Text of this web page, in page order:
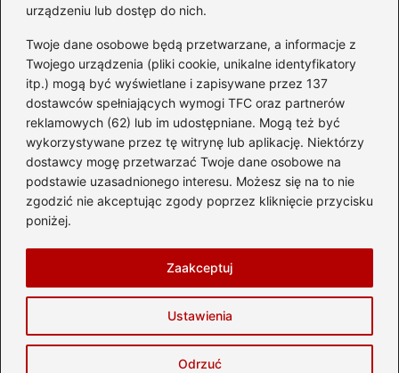
urządzeniu lub dostęp do nich.
Twoje dane osobowe będą przetwarzane, a informacje z
Twojego urządzenia (pliki cookie, unikalne identyfikatory
itp.) mogą być wyświetlane i zapisywane przez 137
dostawców spełniających wymogi TFC oraz partnerów
reklamowych (62) lub im udostępniane. Mogą też być
wykorzystywane przez tę witrynę lub aplikację. Niektórzy
dostawcy mogę przetwarzać Twoje dane osobowe na
podstawie uzasadnionego interesu. Możesz się na to nie
zgodzić nie akceptując zgody poprzez kliknięcie przycisku
poniżej.
Ustawienia
Odrzuć
Zaakceptuj
Kategorie
Ciekawostki(8)
Kultura i tradycje(10)
Loty(238)
Polska(66)
Wakacje (299)
Zabytki(8)
Zagranica(48)
Copyright © 2026 delta-travel.pl
Prywatność
Zasady użytkowania
Napisz do nas